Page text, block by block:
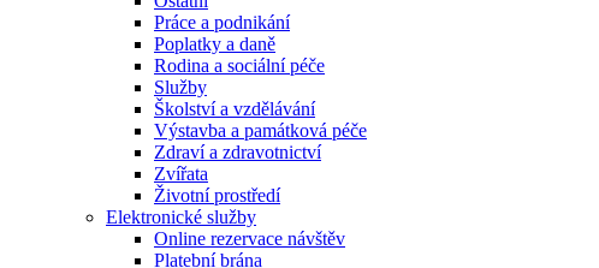
Práce a podnikání
Poplatky a daně
Rodina a sociální péče
Služby
Školství a vzdělávání
Výstavba a památková péče
Zdraví a zdravotnictví
Zvířata
Životní prostředí
Elektronické služby
Online rezervace návštěv
Platební brána